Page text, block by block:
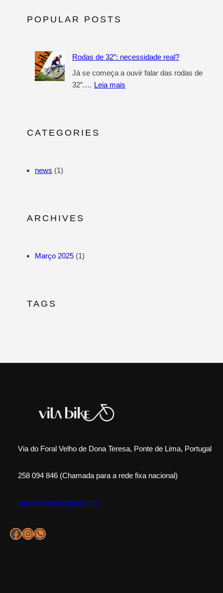
POPULAR POSTS
Rodas de 32″: necessidade real?
Já se começa a ouvir falar das rodas de
32″.… Leia mais
CATEGORIES
news (1)
ARCHIVES
Março 2025 (1)
TAGS
Via do Foral Velho de Dona Teresa, Ponte de Lima, Portugal
258 094 846 (Chamada para a rede fixa nacional)
vilabike.lima@gmail.com